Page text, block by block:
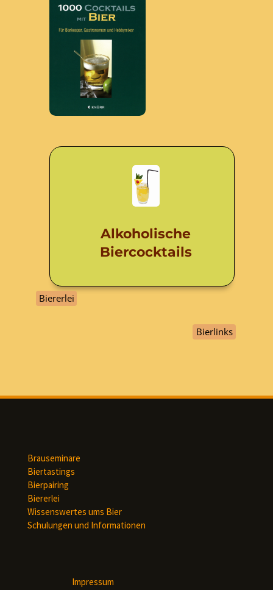
Alkoholische
Biercocktails
Biererlei
Bierlinks
Brauseminare
Biertastings
Bierpairing
Biererlei
Wissenswertes ums Bier
Schulungen und Informationen
Impressum